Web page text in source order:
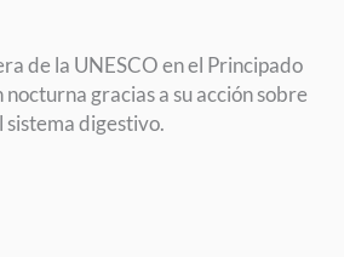
de la UNESCO en el Principado
gracias a su acción sobre
digestivo.